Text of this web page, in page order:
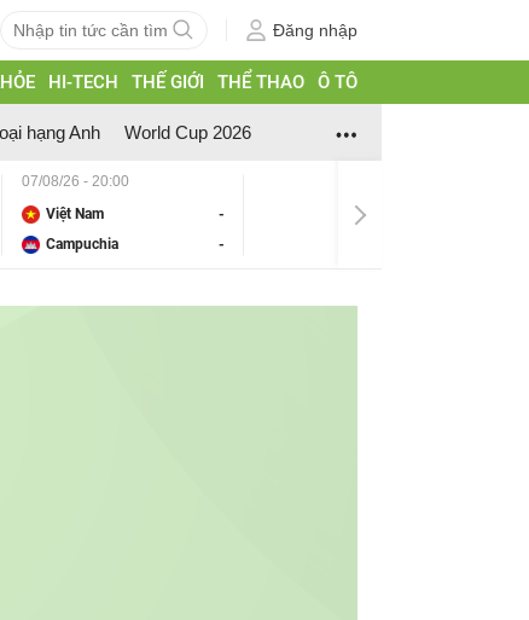
Đăng nhập
HI-TECH THẾ GIỚI THỂ THAO Ô TÔ
hạng Anh World Cup 2026
07/08/26 - 20:00
Việt Nam
-
Campuchia
-